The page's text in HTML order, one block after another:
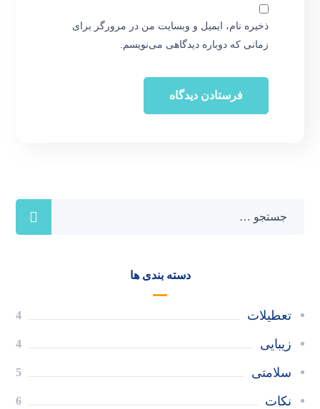
ذخیره نام، ایمیل و وبسایت من در مرورگر برای
زمانی که دوباره دیدگاهی می‌نویسم.
دسته بندی ها
تعطیلات 4
زیبایی 4
سلامتی 5
نکات 6